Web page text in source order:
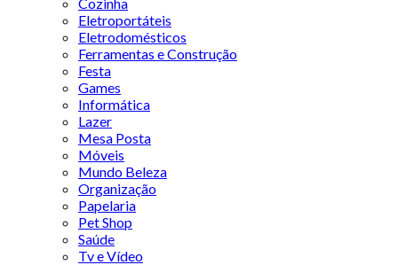
Eletroportáteis
Eletrodomésticos
Ferramentas e Construção
Festa
Games
Informática
Lazer
Mesa Posta
Móveis
Mundo Beleza
Organização
Papelaria
Pet Shop
Saúde
Tv e Vídeo